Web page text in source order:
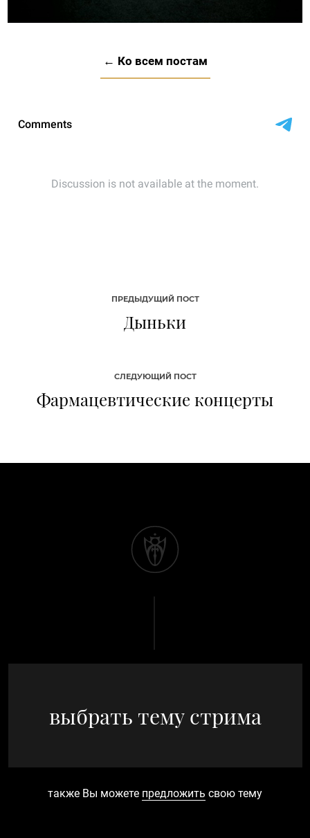
← Ко всем постам
ПРЕДЫДУЩИЙ ПОСТ
Дыньки
СЛЕДУЮЩИЙ ПОСТ
Фармацевтические концерты
выбрать тему стрима
также Вы можете предложить свою тему